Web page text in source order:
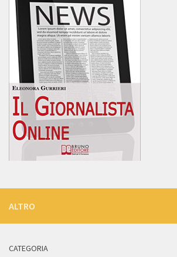
ALTRO
CATEGORIA